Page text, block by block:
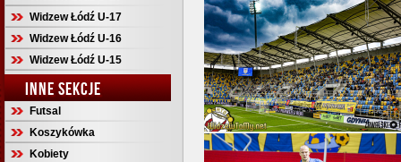
Widzew Łódź U-17
Widzew Łódź U-16
Widzew Łódź U-15
INNE SEKCJE
Futsal
Koszykówka
Kobiety